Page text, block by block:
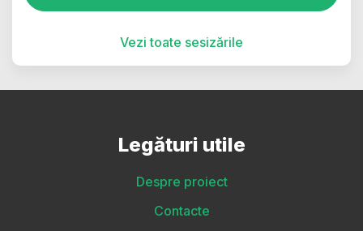
Vezi toate sesizările
Legături utile
Despre proiect
Contacte